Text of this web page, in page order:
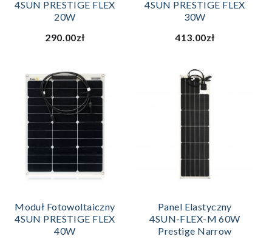
4SUN PRESTIGE FLEX
20W
290.00zł
4SUN PRESTIGE FLEX
30W
413.00zł
Moduł Fotowoltaiczny
4SUN PRESTIGE FLEX
40W
Panel Elastyczny
4SUN-FLEX-M 60W
Prestige Narrow